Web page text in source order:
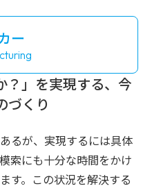
ー
？」を実現する、 今
づくり
るが、実現するには具体
索にも十分な時間をかけ
す。この状況を解決する